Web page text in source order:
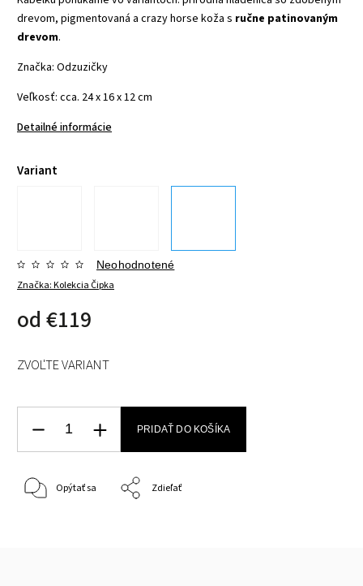
drevom, pigmentovaná a crazy horse koža s ručne patinovaným
drevom.
Značka: Odzuzičky
Veľkosť: cca. 24 x 16 x 12 cm
Detailné informácie
Variant
Značka:Kolekcia Čipka
Neohodnotené
od €119
ZVOĽTE VARIANT
PRIDAŤ DO KOŠÍKA
Opýtať sa Zdieľať